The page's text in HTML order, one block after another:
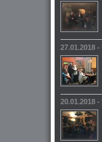
27.01.2018
20.01.2018